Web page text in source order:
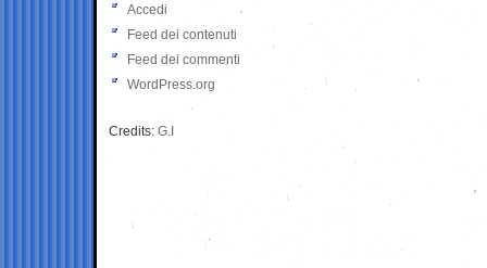
Accedi
Feed dei contenuti
Feed dei commenti
WordPress.org
Credits: G.I